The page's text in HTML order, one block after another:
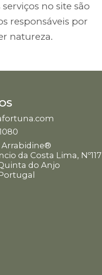
no site são
responsáveis por
natureza.
Arrabidine®
da Costa Lima, Nº117
do Anjo